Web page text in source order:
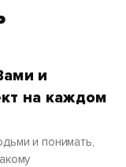
и
на каждом
и понимать,